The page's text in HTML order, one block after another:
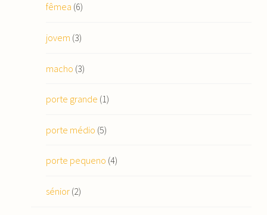
fêmea (6)
jovem (3)
macho (3)
porte grande (1)
porte médio (5)
porte pequeno (4)
sénior (2)